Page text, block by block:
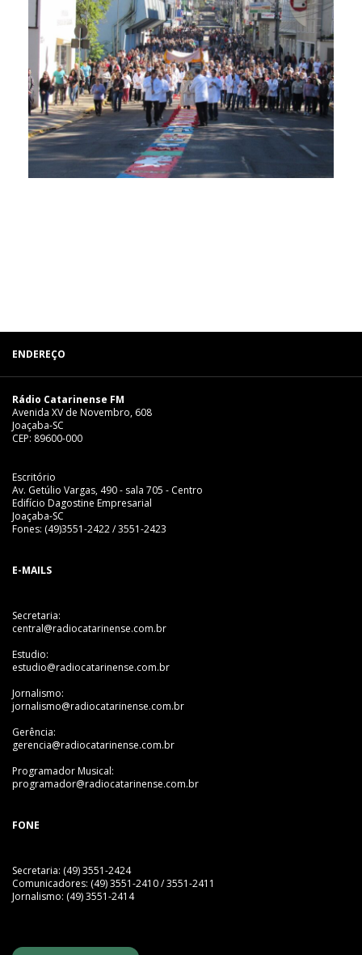
ENDEREÇO
Rádio Catarinense FM
Avenida XV de Novembro, 608
Joaçaba-SC
CEP: 89600-000
Escritório
Av. Getúlio Vargas, 490 - sala 705 - Centro
Edifício Dagostine Empresarial
Joaçaba-SC
Fones: (49)3551-2422 / 3551-2423
E-MAILS
Secretaria:
central@radiocatarinense.com.br
Estudio:
estudio@radiocatarinense.com.br
Jornalismo:
jornalismo@radiocatarinense.com.br
Gerência:
gerencia@radiocatarinense.com.br
Programador Musical:
programador@radiocatarinense.com.br
FONE
Secretaria: (49) 3551-2424
Comunicadores: (49) 3551-2410 / 3551-2411
Jornalismo: (49) 3551-2414